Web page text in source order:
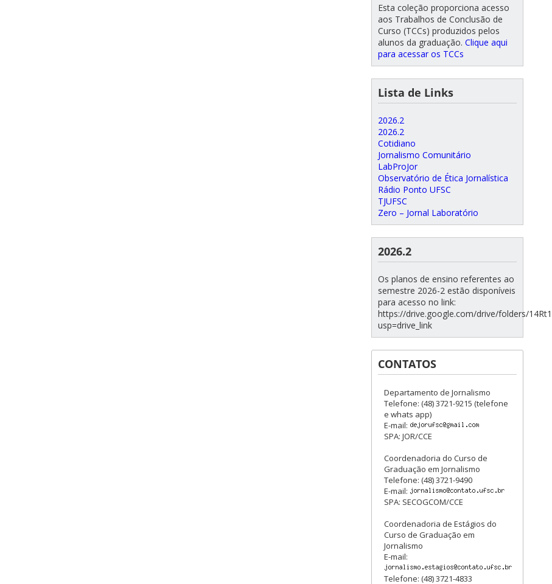
Esta coleção proporciona acesso
aos Trabalhos de Conclusão de
Curso (TCCs) produzidos pelos
alunos da graduação. Clique aqui
para acessar os TCCs
Lista de Links
2026.2
2026.2
Cotidiano
Jornalismo Comunitário
LabProJor
Observatório de Ética Jornalística
Rádio Ponto UFSC
TJUFSC
Zero – Jornal Laboratório
2026.2
Os planos de ensino referentes ao
semestre 2026-2 estão disponíveis
para acesso no link:
https://drive.google.com/drive/folders/
usp=drive_link
CONTATOS
Departamento de Jornalismo
Telefone: (48) 3721-9215 (telefone
e whats app)
E-mail:
SPA: JOR/CCE
Coordenadoria do Curso de
Graduação em Jornalismo
Telefone: (48) 3721-9490
E-mail:
SPA: SECOGCOM/CCE
Coordenadoria de Estágios do
Curso de Graduação em
Jornalismo
E-mail:
Telefone: (48) 3721-4833